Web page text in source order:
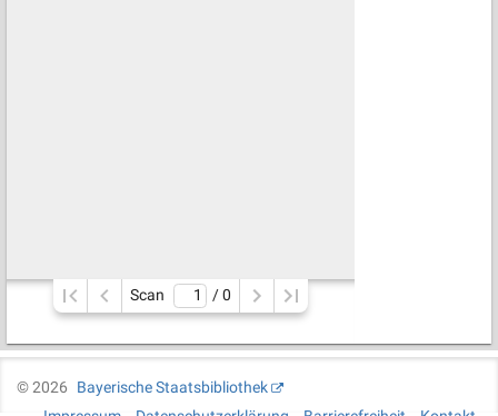
Scan / 0
©2026
Bayerische Staatsbibliothek